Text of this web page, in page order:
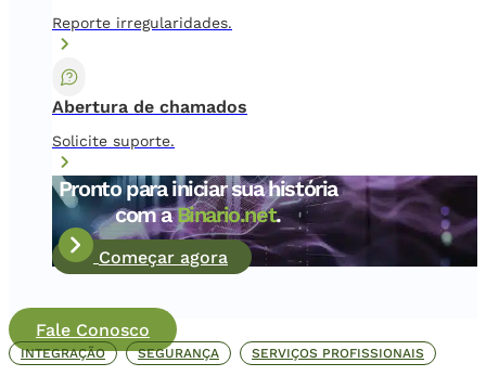
Reporte irregularidades.
Abertura de chamados
Solicite suporte.
Pronto para iniciar sua história
com aBinario.net.
Começar agora
Fale Conosco
INTEGRAÇÃO SEGURANÇA SERVIÇOS PROFISSIONAIS